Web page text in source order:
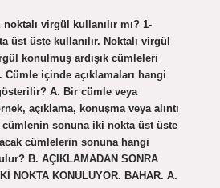
virgül kullanılır mı? 1-
üst üste kullanılır. Noktalı virgül
konulmuş ardışık cümleleri
Cümle içinde açıklamaları hangi
A. Bir cümle veya
açıklama, konuşma veya alıntı
sonuna iki nokta üst üste
cümlelerin sonuna hangi
B. AÇIKLAMADAN SONRA
NOKTA KONULUYOR. BAHAR. A.